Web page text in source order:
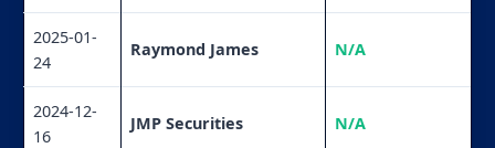
2025-01-
24
Raymond James N/A
2024-12-
16
JMP Securities N/A